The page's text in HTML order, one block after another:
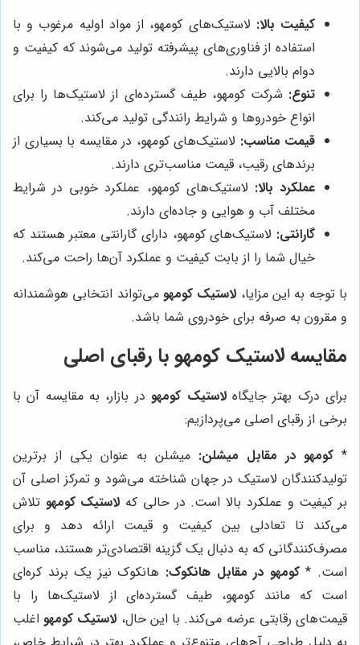
کیفیت بالا: لاستیک‌های کومهو، از مواد اولیه مرغوب و با
استفاده از فناوری‌های پیشرفته تولید می‌شوند که کیفیت و
دوام بالایی دارند.
تنوع: شرکت کومهو، طیف گسترده‌ای از لاستیک‌ها را برای
انواع خودروها و شرایط رانندگی تولید می‌کند.
قیمت مناسب: لاستیک‌های کومهو، در مقایسه با بسیاری از
برندهای رقیب، قیمت مناسب‌تری دارند.
عملکرد بالا: لاستیک‌های کومهو، عملکرد خوبی در شرایط
مختلف آب و هوایی و جاده‌ای دارند.
گارانتی: لاستیک‌های کومهو، دارای گارانتی معتبر هستند که
خیال شما را از بابت کیفیت و عملکرد آن‌ها راحت می‌کند.
با توجه به این مزایا، لاستیک کومهو می‌تواند انتخابی هوشمندانه
و مقرون به صرفه برای خودروی شما باشد.
مقایسه لاستیک کومهو با رقبای اصلی
برای درک بهتر جایگاهلاستیک کومهودر بازار، به مقایسه آن با
برخی از رقبای اصلی می‌پردازیم:
* کومهو در مقابل میشلن: میشلن به عنوان یکی از برترین
تولیدکنندگان لاستیک در جهان شناخته می‌شود و تمرکز اصلی آن
بر کیفیت و عملکرد بالا است. در حالی که لاستیک کومهو تلاش
می‌کند تا تعادلی بین کیفیت و قیمت ارائه دهد و برای
مصرف‌کنندگانی که به دنبال یک گزینه اقتصادی‌تر هستند، مناسب
است. *کومهو در مقابل هانکوک: هانکوک نیز یک برند کره‌ای
است که مانند کومهو، طیف گسترده‌ای از لاستیک‌ها را با
قیمت‌های رقابتی عرضه می‌کند. با این حال، لاستیک کومهواغلب